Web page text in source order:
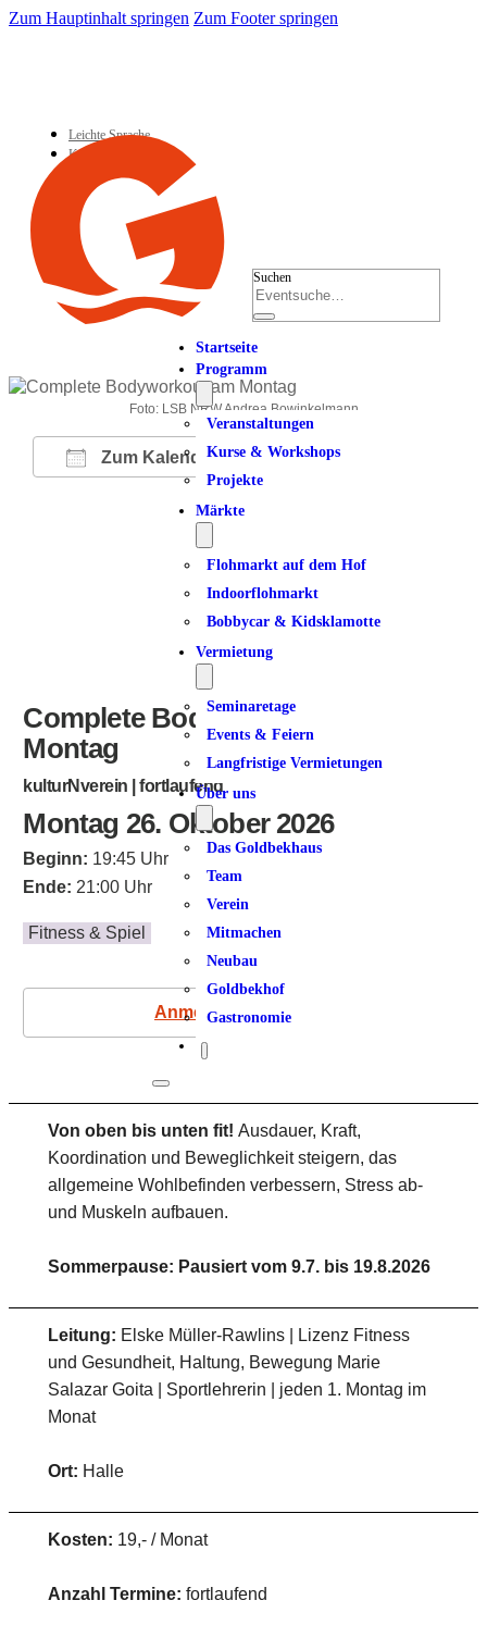
Zum Hauptinhalt springen Zum Footer springen
Leichte Sprache
Kontakt
Suchen
Startseite
Programm
Veranstaltungen
Kurse & Workshops
Projekte
Märkte
Flohmarkt auf dem Hof
Indoorflohmarkt
Bobbycar & Kidsklamotte
Vermietung
Seminaretage
Events & Feiern
Langfristige Vermietungen
Über uns
Das Goldbekhaus
Team
Verein
Mitmachen
Neubau
Goldbekhof
Gastronomie
Foto: LSB NRW Andrea Bowinkelmann
Zum Kalender hinzufügen
ICS herunterladen
Google Kalender
iCalendarOffice 365
Complete Bodyworkout am
Montag
kulturNverein | fortlaufend
Montag 26. Oktober 2026
Beginn: 19:45 Uhr
Ende: 21:00 Uhr
Fitness & Spiel
Anmeldung
Von oben bis unten fit! Ausdauer, Kraft,
Koordination und Beweglichkeit steigern, das
allgemeine Wohlbefinden verbessern, Stress ab-
und Muskeln aufbauen.
Sommerpause: Pausiert vom 9.7. bis 19.8.2026
Leitung: Elske Müller-Rawlins | Lizenz Fitness
und Gesundheit, Haltung, Bewegung Marie
Salazar Goita | Sportlehrerin | jeden 1. Montag im
Monat
Ort: Halle
Kosten: 19,- / Monat
Anzahl Termine: fortlaufend